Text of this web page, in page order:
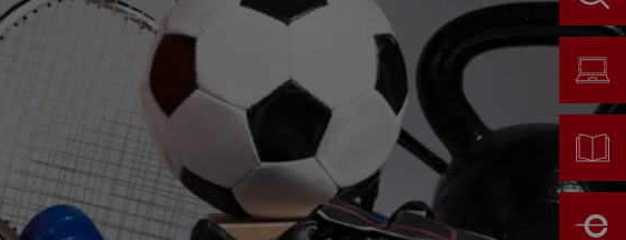
et